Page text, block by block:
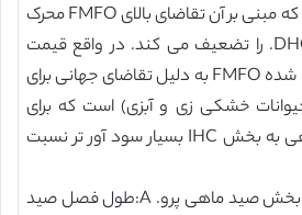
چهارم ما را تایید می کنند که مبنی بر آن تقاضای بالای FMFO محرک
های توسعه بازار های DHC. را تضعیف می کند. در واقع قیمت
های کالای بالای مشاهده شده FMFO به دلیل تقاضای جهانی برای
خشکی زی و آبزی) است که برای
ماهی گیران فروختن ماهی به بخش IHC بسیار سود آور تر نسبت
شکل 7: تغییرات اخیر در بخش صید ماهی پرو. A:طول فصل صید